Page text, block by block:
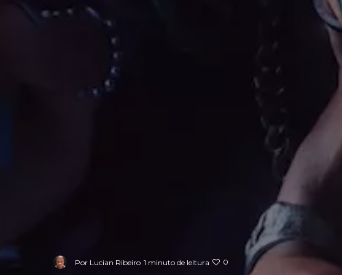
Por Lucian Ribeiro 1 minuto de leitura 0